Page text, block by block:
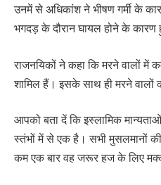
उनमें से अधिकांश ने भीषण गर्मी के
भगदड़ के दौरान घायल होने के कारण
राजनयिकों ने कहा कि मरने वालों में
शामिल हैं। इसके साथ ही मरने
आपको बता दें कि इस्लामिक
स्तंभों में से एक है। सभी मुसलमानों
कम एक बार वह जरूर हज के लिए